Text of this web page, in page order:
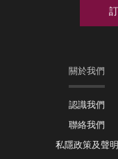
關於我們
認識我們
聯絡我們
私隱政策及聲明